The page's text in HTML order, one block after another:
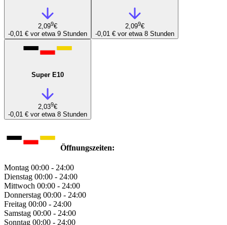
2,099€
-0,01 € vor etwa 9 Stunden
2,099€
-0,01 € vor etwa 8 Stunden
Super E10
2,039€
-0,01 € vor etwa 8 Stunden
Öffnungszeiten:
Montag 00:00 - 24:00
Dienstag 00:00 - 24:00
Mittwoch 00:00 - 24:00
Donnerstag 00:00 - 24:00
Freitag 00:00 - 24:00
Samstag 00:00 - 24:00
Sonntag 00:00 - 24:00